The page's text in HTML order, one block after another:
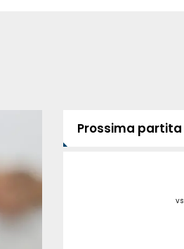
Prossima partita
vs